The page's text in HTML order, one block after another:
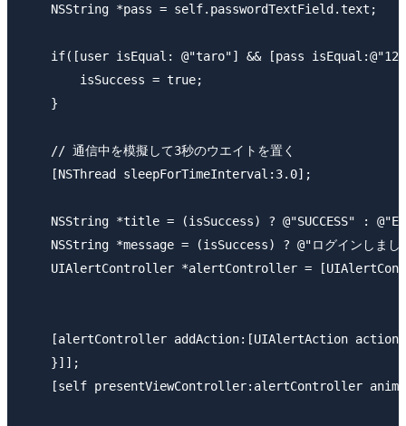
    NSString *pass = self.passwordTextField.text;
if([user isEqual: @"taro"] && [pass
        isSuccess = true;
    }
    // 通信中を模擬して3秒のウエイトを置く
    [NSThread sleepForTimeInterval:3.0];
NSString *title = (isSuccess) ? @"SUCCESS" :
NSString *message = (isSuccess) ? @"ログインしまし
UIAlertController *alertController =
[alertController addAction:[UIAlertAction
    }]];
[self presentViewController:alertController